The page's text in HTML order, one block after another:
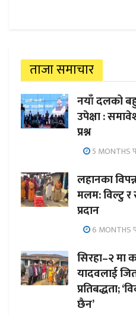
ताजा समाचार
नयाँ दलको
उपेक्षा :
प्रश्न
5 MONTHS
लहानका
मलम: विल्टु र
प्रदान
6 MONTHS
सिरहा–२ मा
यादवलाई
प्रतिबद्धता;
छैन’